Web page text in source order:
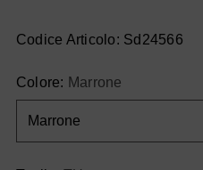
Codice Articolo: Sd24566
Colore: Marrone